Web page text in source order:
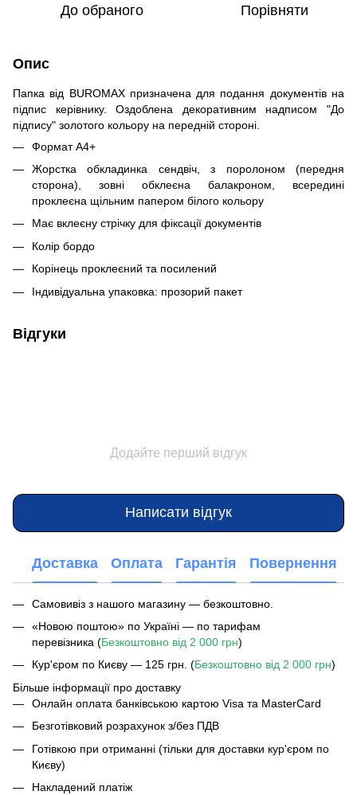
До обраного Порівняти
Опис
Папка від BUROMAX призначена для подання документів на
підпис керівнику. Оздоблена декоративним надписом "До
підпису" золотого кольору на передній стороні.
Формат А4+
Жорстка обкладинка сендвіч, з поролоном (передня
сторона), зовні обклеєна балакроном, всередині
проклеєна щільним папером білого кольору
Має вклеєну стрічку для фіксації документів
Колір бордо
Корінець проклеєний та посилений
Індивідуальна упаковка: прозорий пакет
Відгуки
Додайте перший відгук
Написати відгук
Доставка Оплата Гарантія Повернення
Самовивіз з нашого магазину — безкоштовно.
«Новою поштою» по Україні — по тарифам
перевізника (Безкоштовно від 2 000 грн)
Кур'єром по Києву — 125 грн. (Безкоштовно від 2 000 грн)
Більше інформації про доставку
Онлайн оплата банківською картою Visa та MasterCard
Безготівковий розрахунок з/без ПДВ
Готівкою при отриманні (тільки для доставки кур'єром по
Києву)
Накладений платіж